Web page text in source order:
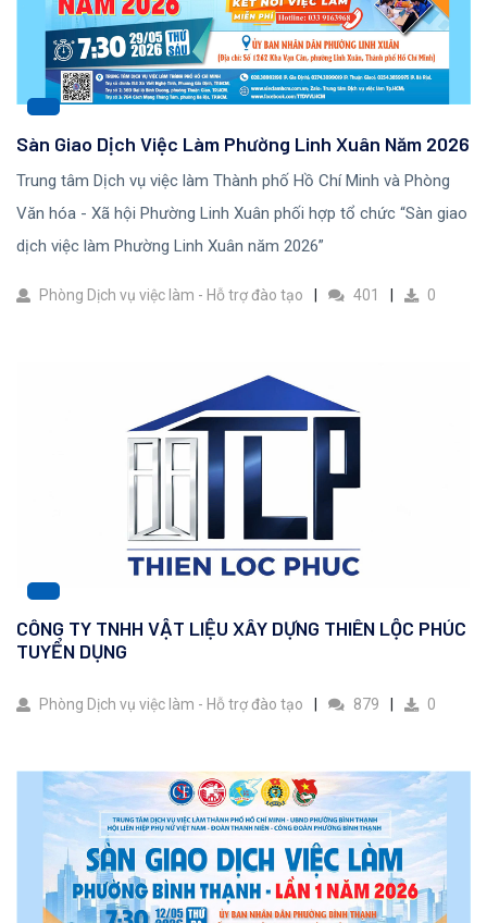
Sàn Giao Dịch Việc Làm Phường Linh Xuân Năm 2026
Trung tâm Dịch vụ việc làm Thành phố Hồ Chí Minh và Phòng
Văn hóa - Xã hội Phường Linh Xuân phối hợp tổ chức “Sàn giao
dịch việc làm Phường Linh Xuân năm 2026”
Phòng Dịch vụ việc làm - Hỗ trợ đào tạo 401 0
CÔNG TY TNHH VẬT LIỆU XÂY DỰNG THIÊN LỘC PHÚC
TUYỂN DỤNG
Phòng Dịch vụ việc làm - Hỗ trợ đào tạo 879 0